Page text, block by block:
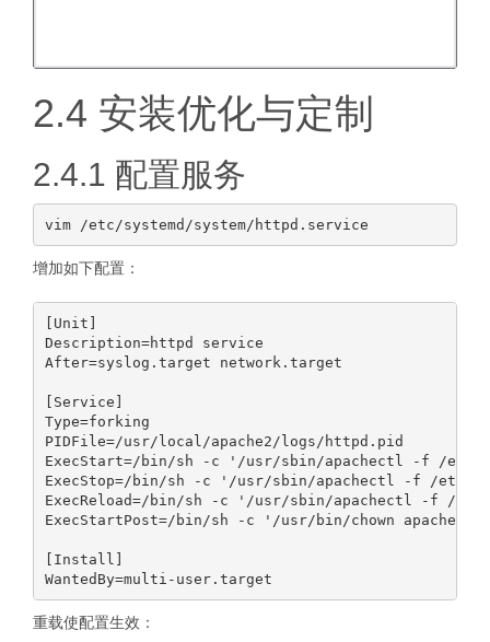
2.4 安装优化与定制
2.4.1 配置服务
增加如下配置：
[Unit]
Description=httpd service
After=syslog.target network.target
[Service]
Type=forking
PIDFile=/usr/local/apache2/logs/httpd.pid
ExecStart=/bin/sh -c '/usr/sbin/apachectl -f /
ExecStop=/bin/sh -c '/usr/sbin/apachectl -f /etc/
ExecReload=/bin/sh -c '/usr/sbin/apachectl -f /
ExecStartPost=/bin/sh -c '/usr/bin/chown
[Install]
重载使配置生效：